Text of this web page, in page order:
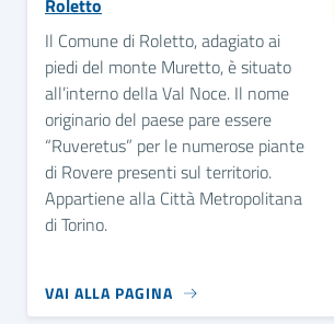
Roletto
Il Comune di Roletto, adagiato ai
piedi del monte Muretto, è situato
all’interno della Val Noce. Il nome
originario del paese pare essere
“Ruveretus” per le numerose piante
di Rovere presenti sul territorio.
Appartiene alla Città Metropolitana
di Torino.
VAI ALLA PAGINA